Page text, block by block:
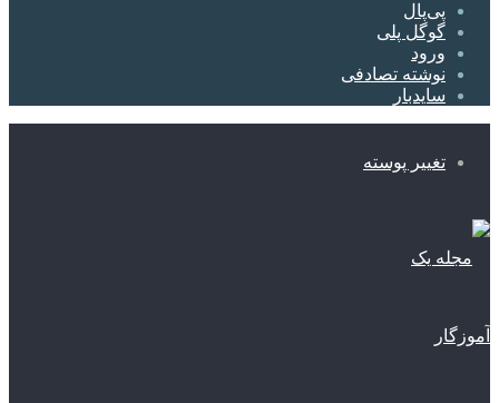
پی‌پال
گوگل پلی
ورود
نوشته تصادفی
سایدبار
تغییر پوسته